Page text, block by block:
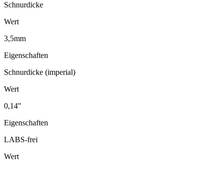
Schnurdicke
Wert
3,5mm
Eigenschaften
Schnurdicke (imperial)
Wert
0,14"
Eigenschaften
LABS-frei
Wert